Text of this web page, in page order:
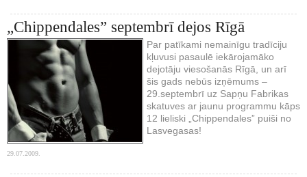
„Chippendales” septembrī dejos Rīgā
Par patīkami nemainīgu tradīciju
kļuvusi pasaulē iekārojamāko
dejotāju viesošanās Rīgā, un arī
šis gads nebūs izņēmums –
29.septembrī uz Sapņu Fabrikas
skatuves ar jaunu programmu kāps
12 lieliski „Chippendales” puiši no
Lasvegasas!
29.07.2009.